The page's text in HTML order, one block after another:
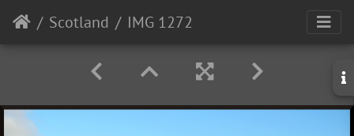
Scotland IMG 1272